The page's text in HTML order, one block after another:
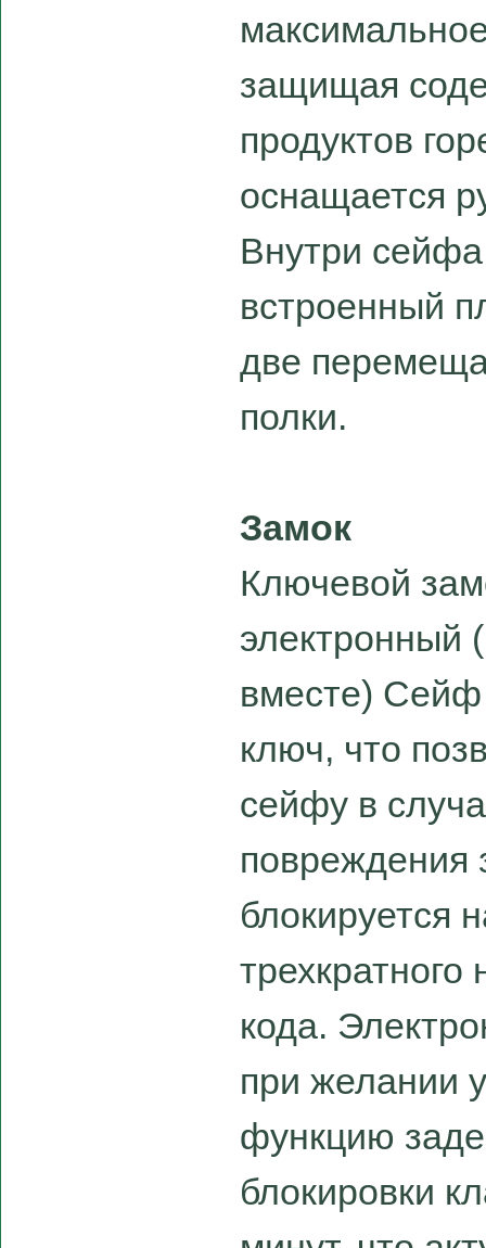
защищая
продуктов
оснащается
Внутри
встроенный
две
полки.
Замок
Ключевой
электронный
вместе) Сейф
ключ, что
сейфу в
повреждения
блокируется
трехкратного
кода.
при желании
функцию
блокировки